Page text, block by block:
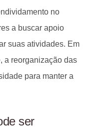
no
a buscar apoio
suas atividades. Em
a reorganização das
para manter a
ser